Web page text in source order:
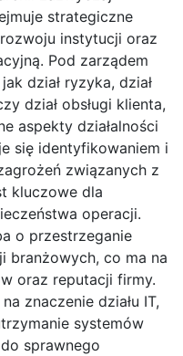
strategiczne
instytucji oraz
Pod zarządem
dział ryzyka, dział
dział obsługi klienta,
aspekty działalności
się identyfikowaniem i
związanych z
kluczowe dla
operacji.
o przestrzeganie
branżowych, co ma na
oraz reputacji firmy.
znaczenie działu IT,
systemów
sprawnego